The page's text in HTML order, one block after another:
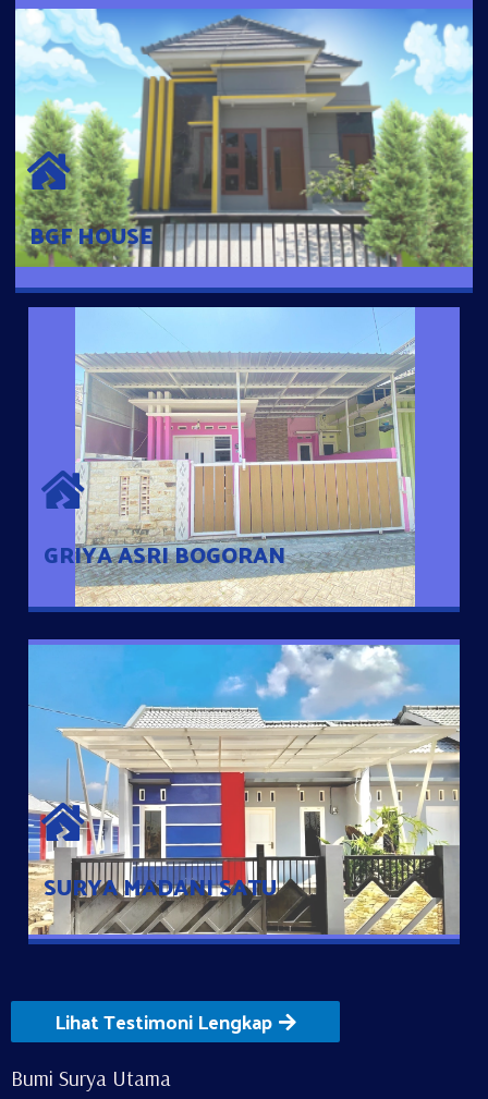
BGF HOUSE
BGF HOUSE
Hunian Mewah Pusat Kota dengan fasilitas Free Desain, Dapur,
Parkir Mobil dengan 3 Kamar Tidur dan 2 Kamar Mandi.
GRIYA ASRI BOGORAN
GRIYA ASRI BOGORAN
Desain Modern Minimalis dengan Konsep Rumah Pintar
Sehingga Memudahkan Penghuni mengakses rumahnya
dengan Ponsel
SURYA MADANI SATU
SURYA MADANI SATU
Satu-satunya Hunian nyaman dengan harga subsidi hanya 100
jutaan dengan lokasi strategis di Tuban
Lihat Testimoni Lengkap
Bumi Surya Utama